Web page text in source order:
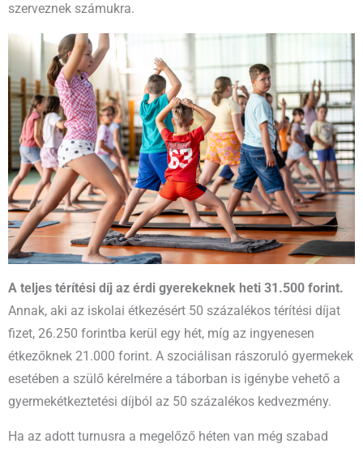
szerveznek számukra.
A teljes térítési díj az érdi gyerekeknek heti 31.500 forint.
Annak, aki az iskolai étkezésért 50 százalékos térítési díjat
fizet, 26.250 forintba kerül egy hét, míg az ingyenesen
étkezőknek 21.000 forint. A szociálisan rászoruló gyermekek
esetében a szülő kérelmére a táborban is igénybe vehető a
gyermekétkeztetési díjból az 50 százalékos kedvezmény.
Ha az adott turnusra a megelőző héten van még szabad